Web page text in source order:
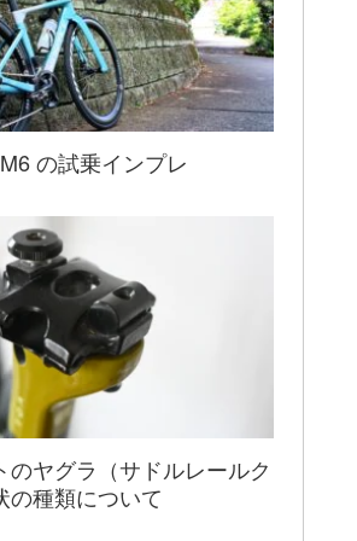
の試乗インプレ
のヤグラ（サドルレールク
の種類について